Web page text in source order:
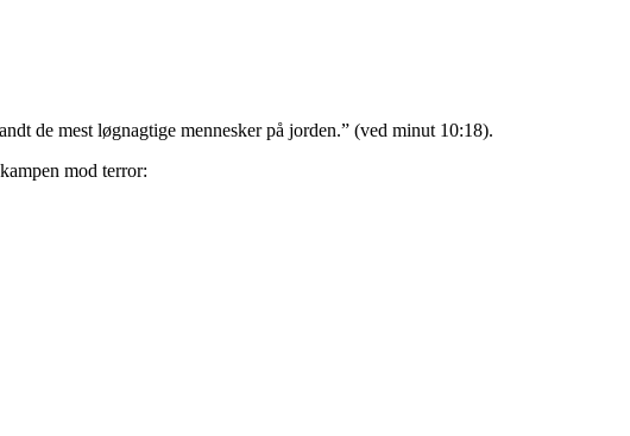
de mest løgnagtige mennesker på jorden.” (ved minut 10:18).
mod terror: